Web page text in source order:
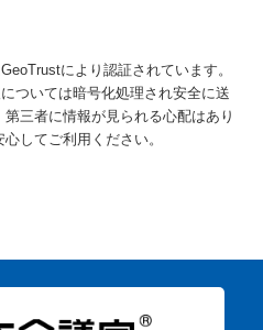
により認証されています。
ついては暗号化処理され安全に送
第三者に情報が見られる心配はあり
心してご利用ください。